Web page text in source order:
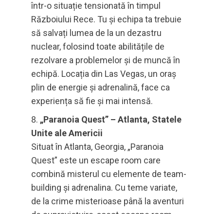
într-o situație tensionată în timpul
Războiului Rece. Tu și echipa ta trebuie
să salvați lumea de la un dezastru
nuclear, folosind toate abilitățile de
rezolvare a problemelor și de muncă în
echipă. Locația din Las Vegas, un oraș
plin de energie și adrenalină, face ca
experiența să fie și mai intensă.
„Paranoia Quest” – Atlanta, Statele
Unite ale Americii
Situat în Atlanta, Georgia, „Paranoia
Quest” este un escape room care
combină misterul cu elemente de team-
building și adrenalina. Cu teme variate,
de la crime misterioase până la aventuri